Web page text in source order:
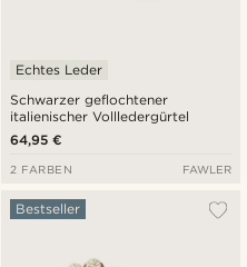
Schwarzer geflochtener
italienischer Vollledergürtel
Echtes Leder
64,95 €
2 FARBEN FAWLER
Bestseller